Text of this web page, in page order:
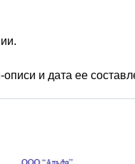
и дата ее